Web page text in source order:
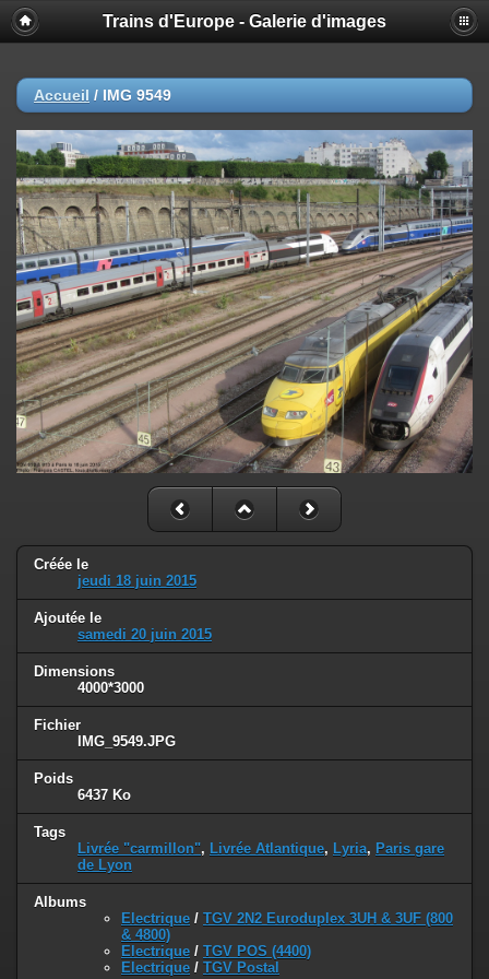
Trains d'Europe - Galerie d'images
Accueil / IMG 9549
Créée le
jeudi 18 juin 2015
Ajoutée le
samedi 20 juin 2015
Dimensions
4000*3000
Fichier
IMG_9549.JPG
Poids
6437 Ko
Tags
Livrée "carmillon", Livrée Atlantique, Lyria, Paris gare
de Lyon
Albums
Electrique / TGV 2N2 Euroduplex 3UH & 3UF (800
& 4800)
Electrique / TGV POS (4400)
Electrique / TGV Postal